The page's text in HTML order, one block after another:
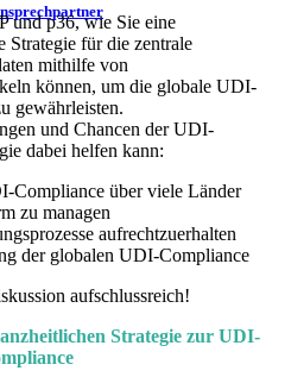
und p36, wie Sie eine
Strategie für die zentrale
mithilfe von
können, um die globale UDI-
gewährleisten.
und Chancen der UDI-
dabei helfen kann:
Compliance über viele Länder
zu managen
aufrechtzuerhalten
der globalen UDI-Compliance
aufschlussreich!
Strategie zur UDI-